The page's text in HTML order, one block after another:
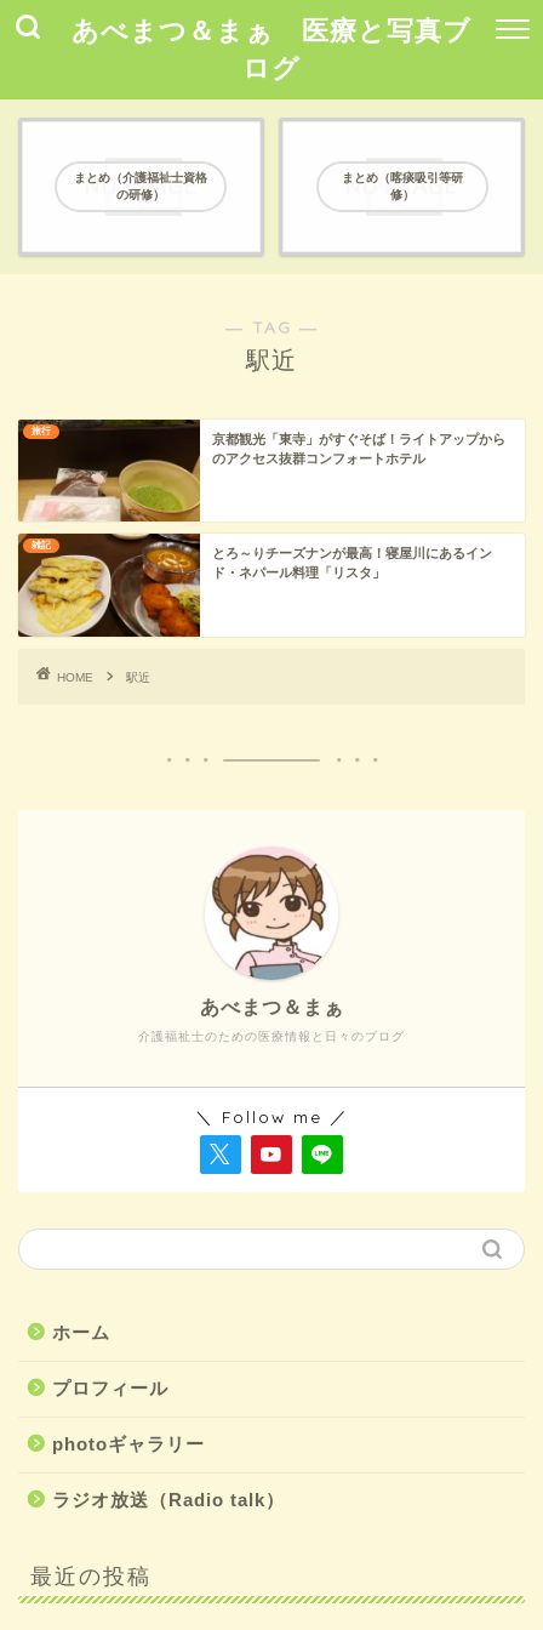
あべまつ＆まぁ 医療と写真ブ
ログ
まとめ（介護福祉士資格
の研修）
まとめ（喀痰吸引等研
修）
― TAG ―
駅近
旅行
京都観光「東寺」がすぐそば！ライトアップから
のアクセス抜群コンフォートホテル
雑記
とろ～りチーズナンが最高！寝屋川にあるイン
ド・ネパール料理「リスタ」
HOME 駅近
介護福祉士のための医療情報と日々のブログ
あべまつ＆まぁ
＼ Follow me ／
ホーム
プロフィール
photoギャラリー
ラジオ放送（Radio talk）
最近の投稿